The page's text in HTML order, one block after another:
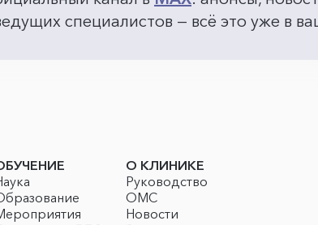
специалистов — всё это уже в
О КЛИНИКЕ
Руководство
ОМС
Новости